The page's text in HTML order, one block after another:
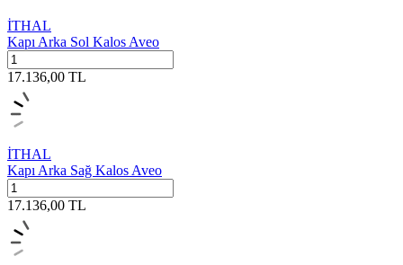
İTHAL
Kapı Arka Sol Kalos Aveo
17.136,00 TL
İTHAL
Kapı Arka Sağ Kalos Aveo
17.136,00 TL